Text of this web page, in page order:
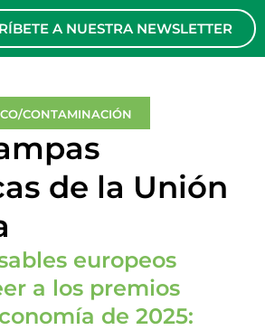
A NUESTRA NEWSLETTER
CONTAMINACIÓN
de la Unión
europeos
a los premios
de 2025: